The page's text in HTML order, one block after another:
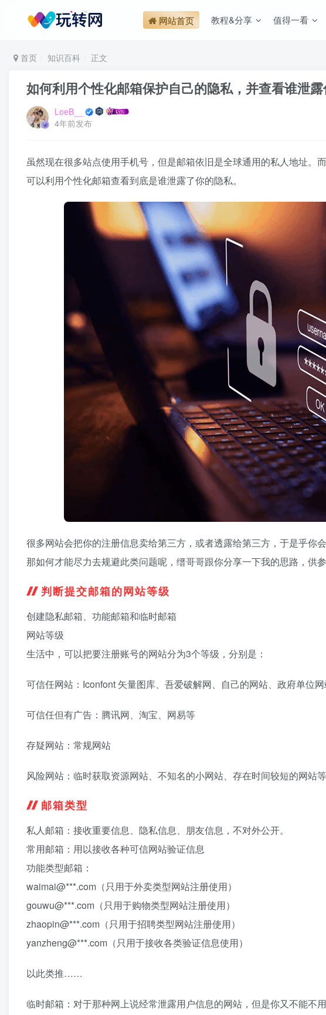
网站首页 教程&分享 值得一看
首页 知识百科 正文
如何利用个性化邮箱保护自己的隐私，并查看谁泄
LoeB__
4年前发布
虽然现在很多站点使用手机号，但是邮箱依旧是全球通用的私人地址。
可以利用个性化邮箱查看到底是谁泄露了你的隐私。
很多网站会把你的注册信息卖给第三方，或者透露给第三方，于是乎你
那如何才能尽力去规避此类问题呢，缙哥哥跟你分享一下我的思路，供参
判断提交邮箱的网站等级
创建隐私邮箱、功能邮箱和临时邮箱
网站等级
生活中，可以把要注册账号的网站分为3个等级，分别是：
可信任网站：Iconfont 矢量图库、吾爱破解网、自己的网站、政府单位
可信任但有广告：腾讯网、淘宝、网易等
存疑网站：常规网站
风险网站：临时获取资源网站、不知名的小网站、存在时间较短的网站等
邮箱类型
私人邮箱：接收重要信息、隐私信息、朋友信息，不对外公开。
常用邮箱：用以接收各种可信网站验证信息
功能类型邮箱：
waimai@***.com（只用于外卖类型网站注册使用）
gouwu@***.com（只用于购物类型网站注册使用）
zhaopin@***.com（只用于招聘类型网站注册使用）
yanzheng@***.com（只用于接收各类验证信息使用）
以此类推……
临时邮箱：对于那种网上说经常泄露用户信息的网站，但是你又不能不用